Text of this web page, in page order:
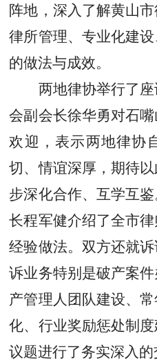
阵地，深入了解黄山市
律所管理、专业化建
的做法与成效。
两地律协举行了
会副会长徐华勇对石
欢迎，表示两地律协
切、情谊深厚，期待
步深化合作、互学互
长程军健介绍了全市
经验做法。双方还就
诉业务特别是破产案
产管理人团队建设、
化、行业奖励惩处制
议题进行了务实深入的